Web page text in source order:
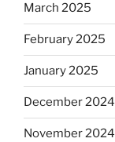
March 2025
February 2025
January 2025
December 2024
November 2024